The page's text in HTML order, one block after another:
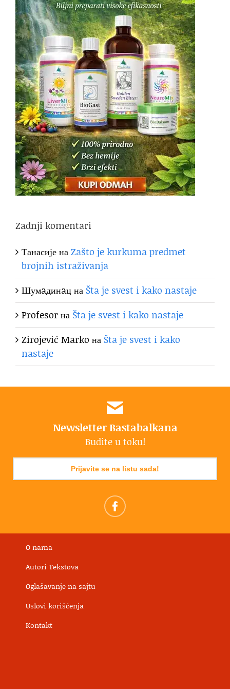
Zadnji komentari
ТанасијенаZašto je kurkuma predmet
brojnih istraživanja
Шумaдинaцна Šta je svest i kako nastaje
Profesorна Šta je svest i kako nastaje
Zirojević Marko на Šta je svest i kako
nastaje
Newsletter Bastabalkana
Budite u toku!
Prijavite se na listu sada!
O nama
Autori Tekstova
Oglašavanje na sajtu
Uslovi korišćenja
Kontakt